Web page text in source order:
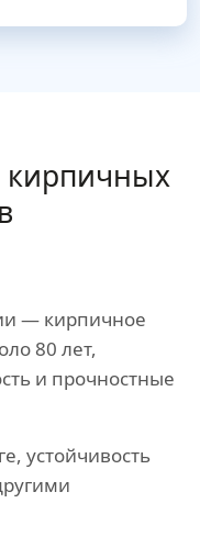
кирпичных
— кирпичное
80 лет,
и прочностные
устойчивость